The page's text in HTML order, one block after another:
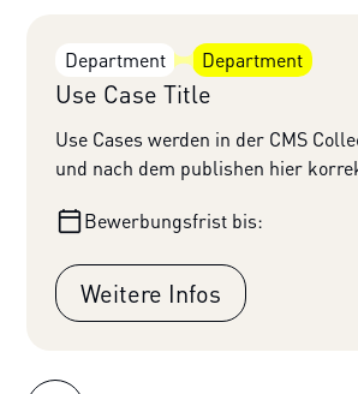
Department Department
Use Case Title
Use Cases werden in der CMS
und nach dem publishen hier
Bewerbungsfrist bis:
Weitere Infos